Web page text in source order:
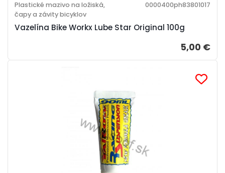
Vazelína Bike Workx Lube Star Original 100g
Plastické mazivo na ložiská,
čapy a závity bicyklov
0000400ph83801017
5,00 €